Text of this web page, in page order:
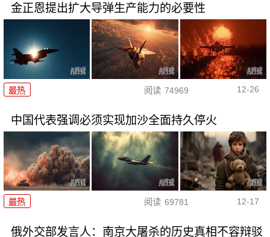
金正恩提出扩大导弹生产能力的必要性
最热 阅读 74969 12-26
中国代表强调必须实现加沙全面持久停火
最热 阅读 69781 12-17
俄外交部发言人：南京大屠杀的历史真相不容辩驳